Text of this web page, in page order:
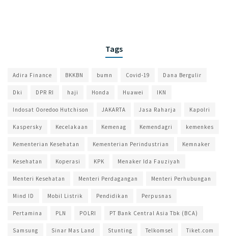
Tags
Adira Finance BKKBN bumn Covid-19 Dana Bergulir
Dki DPR RI haji Honda Huawei IKN
Indosat Ooredoo Hutchison JAKARTA Jasa Raharja Kapolri
Kaspersky Kecelakaan Kemenag Kemendagri kemenkes
Kementerian Kesehatan Kementerian Perindustrian Kemnaker
Kesehatan Koperasi KPK Menaker Ida Fauziyah
Menteri Kesehatan Menteri Perdagangan Menteri Perhubungan
Mind ID Mobil Listrik Pendidikan Perpusnas
Pertamina PLN POLRI PT Bank Central Asia Tbk (BCA)
Samsung Sinar Mas Land Stunting Telkomsel Tiket.com